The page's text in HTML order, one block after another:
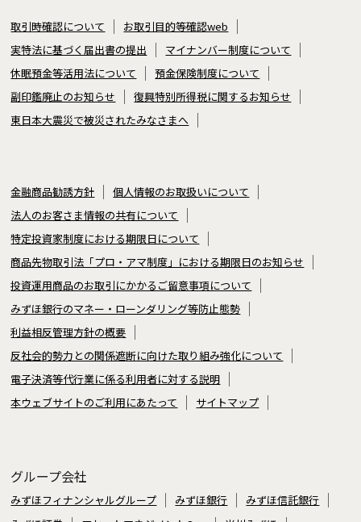
取引時確認について
お取引目的等確認web
実特法に基づく届出書の提出
マイナンバー制度について
休眠預金等活用法について
預金保険制度について
副印鑑廃止のお知らせ
復興特別所得税に関するお知らせ
東日本大震災で被災されたみなさまへ
金融商品勧誘方針
個人情報のお取扱いについて
法人のお客さま情報の共有について
特定投資家制度における期限日について
商品先物取引法「プロ・アマ制度」における期限日のお知らせ
投資運用商品のお取引にかかるご留意事項について
みずほ銀行のマネー・ローンダリング等防止態勢
利益相反管理方針の概要
反社会的勢力との関係遮断に向けた取り組み強化について
電子決済等代行業に係る利用者に対する説明
本ウェブサイトのご利用にあたって
サイトマップ
グループ会社
みずほフィナンシャルグループ みずほ銀行
みずほ信託銀行